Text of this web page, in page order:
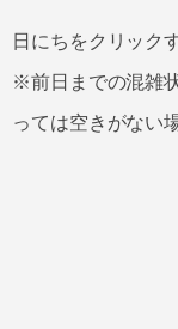
日にちをクリック
※前日までの混雑
っては空きがない